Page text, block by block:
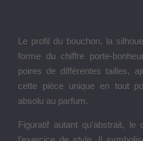
Le profil du bouchon, la
forme du chiffre porte-
poires de différentes tailles,
cette pièce unique en tout
absolu au parfum.
Figuratif autant qu’abstrait,